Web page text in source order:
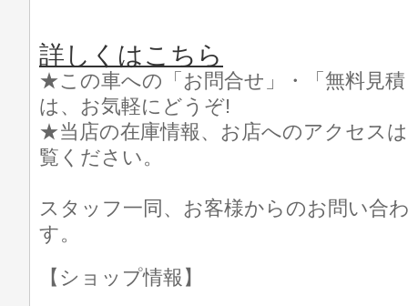
詳しくはこちら
★この車への「お問合せ」・「無料見
は、お気軽にどうぞ!
★当店の在庫情報、お店へのアクセス
覧ください。
スタッフ一同、お客様からのお問い合
す。
【ショップ情報】